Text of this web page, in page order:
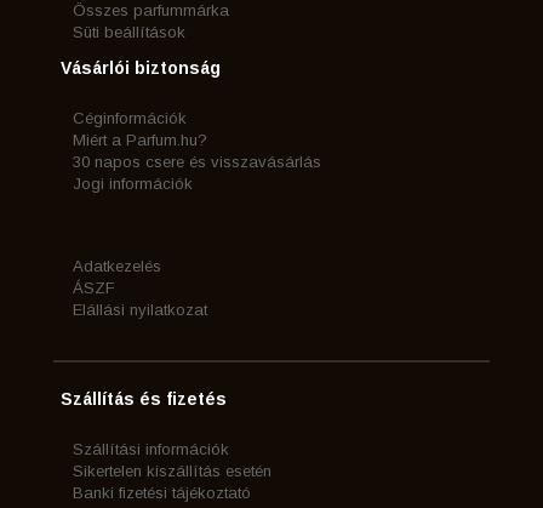
Összes parfummárka
Süti beállítások
Vásárlói biztonság
Céginformációk
Miért a Parfum.hu?
30 napos csere és visszavásárlás
Jogi információk
Adatkezelés
ÁSZF
Elállási nyilatkozat
Szállítás és fizetés
Szállítási információk
Sikertelen kiszállítás esetén
Banki fizetési tájékoztató